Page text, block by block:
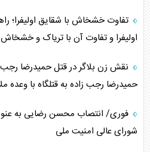
محدودیت صادرات نفت عربستان
چگونه مقاومت صحنه جنگ را
جنگ رمضان و معضل حضور نظامیان
تحلیل جامع پدیده تراستی‌ها
تفاوت خشخاش با شقایق اولیفرا؛
اولیفرا و تفاوت آن با تریاک و
نقش زن بلاگر در قتل حمیدرضا
حمیدرضا رجب زاده به قتلگاه با وعده
فوری/ انتصاب محسن رضایی به
شورای عالی امنیت ملی